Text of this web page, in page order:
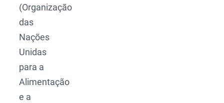
(Organização
das
Nações
Unidas
para a
Alimentação
e a